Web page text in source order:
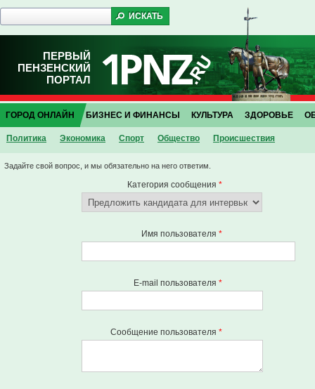
ПЕРВЫЙ
ПЕНЗЕНСКИЙ
ПОРТАЛ
ГОРОД ОНЛАЙН
Политика Экономика Спорт Общество Проиcшествия
БИЗНЕС И ФИНАНСЫ КУЛЬТУРА ЗДОРОВЬЕ
Задайте свой вопрос, и мы обязательно на него ответим.
Категория сообщения *
Имя пользователя *
E-mail пользователя *
Сообщение пользователя *